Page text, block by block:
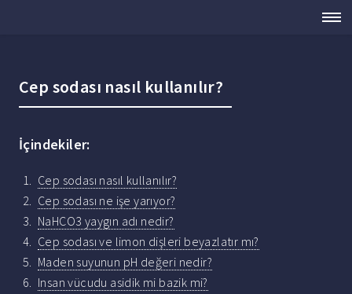
Cep sodası nasıl kullanılır?
İçindekiler:
Cep sodası nasıl kullanılır?
Cep sodası ne işe yarıyor?
NaHCO3 yaygın adı nedir?
Cep sodası ve limon dişleri beyazlatır mı?
Maden suyunun pH değeri nedir?
Insan vücudu asidik mi bazik mi?